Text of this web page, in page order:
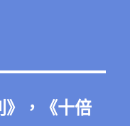
》，《十倍